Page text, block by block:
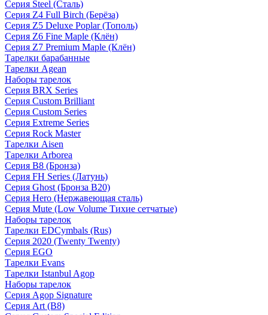
Серия Steel (Сталь)
Серия Z4 Full Birch (Берёза)
Серия Z5 Deluxe Poplar (Тополь)
Серия Z6 Fine Maple (Клён)
Серия Z7 Premium Maple (Клён)
Тарелки барабанные
Тарелки Agean
Наборы тарелок
Серия BRX Series
Серия Custom Brilliant
Серия Custom Series
Серия Extreme Series
Серия Rock Master
Тарелки Aisen
Тарелки Arborea
Серия B8 (Бронза)
Серия FH Series (Латунь)
Серия Ghost (Бронза B20)
Серия Hero (Нержавеющая сталь)
Серия Mute (Low Volume Тихие сетчатые)
Наборы тарелок
Тарелки EDCymbals (Rus)
Серия 2020 (Twenty Twenty)
Серия EGO
Тарелки Evans
Тарелки Istanbul Agop
Наборы тарелок
Серия Agop Signature
Серия Art (B8)